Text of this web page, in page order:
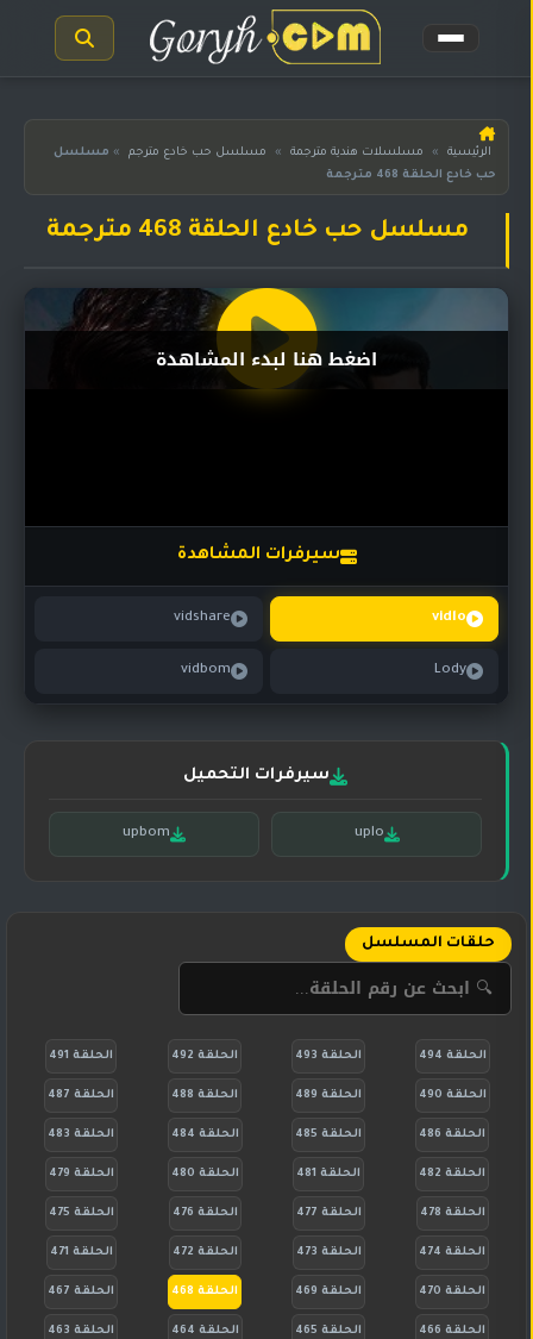
الرئيسية
مسلسلات
المترجمة
مسلسلات
مسلسلات
تركي
مسلسلات
الرئيسية » مسلسلات هندية مترجمة » مسلسل حب خادع مترجم » مسلسل
حب خادع الحلقة 468 مترجمة
مسلسل حب خادع الحلقة 468 مترجمة
سيرفرات المشاهدة
vidlo
vidshare
Lody
vidbom
اضغط هنا لبدء المشاهدة
سيرفرات التحميل
uplo
upbom
حلقات المسلسل
الحلقة 494 الحلقة 493 الحلقة 492 الحلقة 491
الحلقة 490 الحلقة 489 الحلقة 488 الحلقة 487
الحلقة 486 الحلقة 485 الحلقة 484 الحلقة 483
الحلقة 482 الحلقة 481 الحلقة 480 الحلقة 479
الحلقة 478 الحلقة 477 الحلقة 476 الحلقة 475
الحلقة 474 الحلقة 473 الحلقة 472 الحلقة 471
الحلقة 470 الحلقة 469 الحلقة 468 الحلقة 467
الحلقة 466 الحلقة 465 الحلقة 464 الحلقة 463